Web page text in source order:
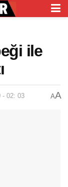
ile
- 02: 03 AA